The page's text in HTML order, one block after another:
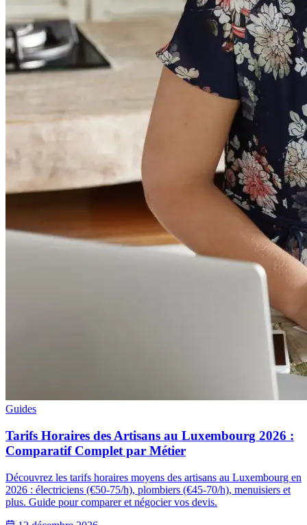
Guides
Tarifs Horaires des Artisans au Luxembourg 2026 :
Comparatif Complet par Métier
Découvrez les tarifs horaires moyens des artisans au Luxembourg en
2026 : électriciens (€50-75/h), plombiers (€45-70/h), menuisiers et
plus. Guide pour comparer et négocier vos devis.